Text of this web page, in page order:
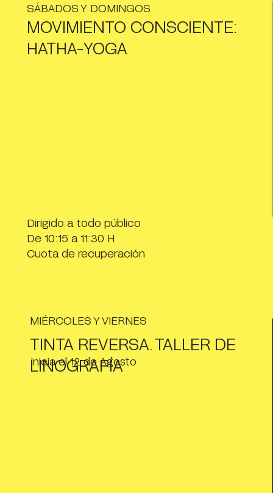
SÁBADOS Y DOMINGOS.
MOVIMIENTO CONSCIENTE:
HATHA-YOGA
Dirigido a todo público
De 10:15 a 11:30 H
Cuota de recuperación
MIÉRCOLES Y VIERNES
TINTA REVERSA. TALLER DE
LINOGRAFÍA
Inicia el 12 de Agosto